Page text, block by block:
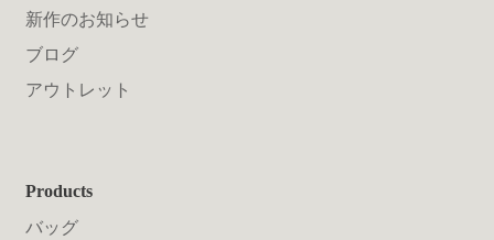
新作のお知らせ
ブログ
アウトレット
Products
バッグ